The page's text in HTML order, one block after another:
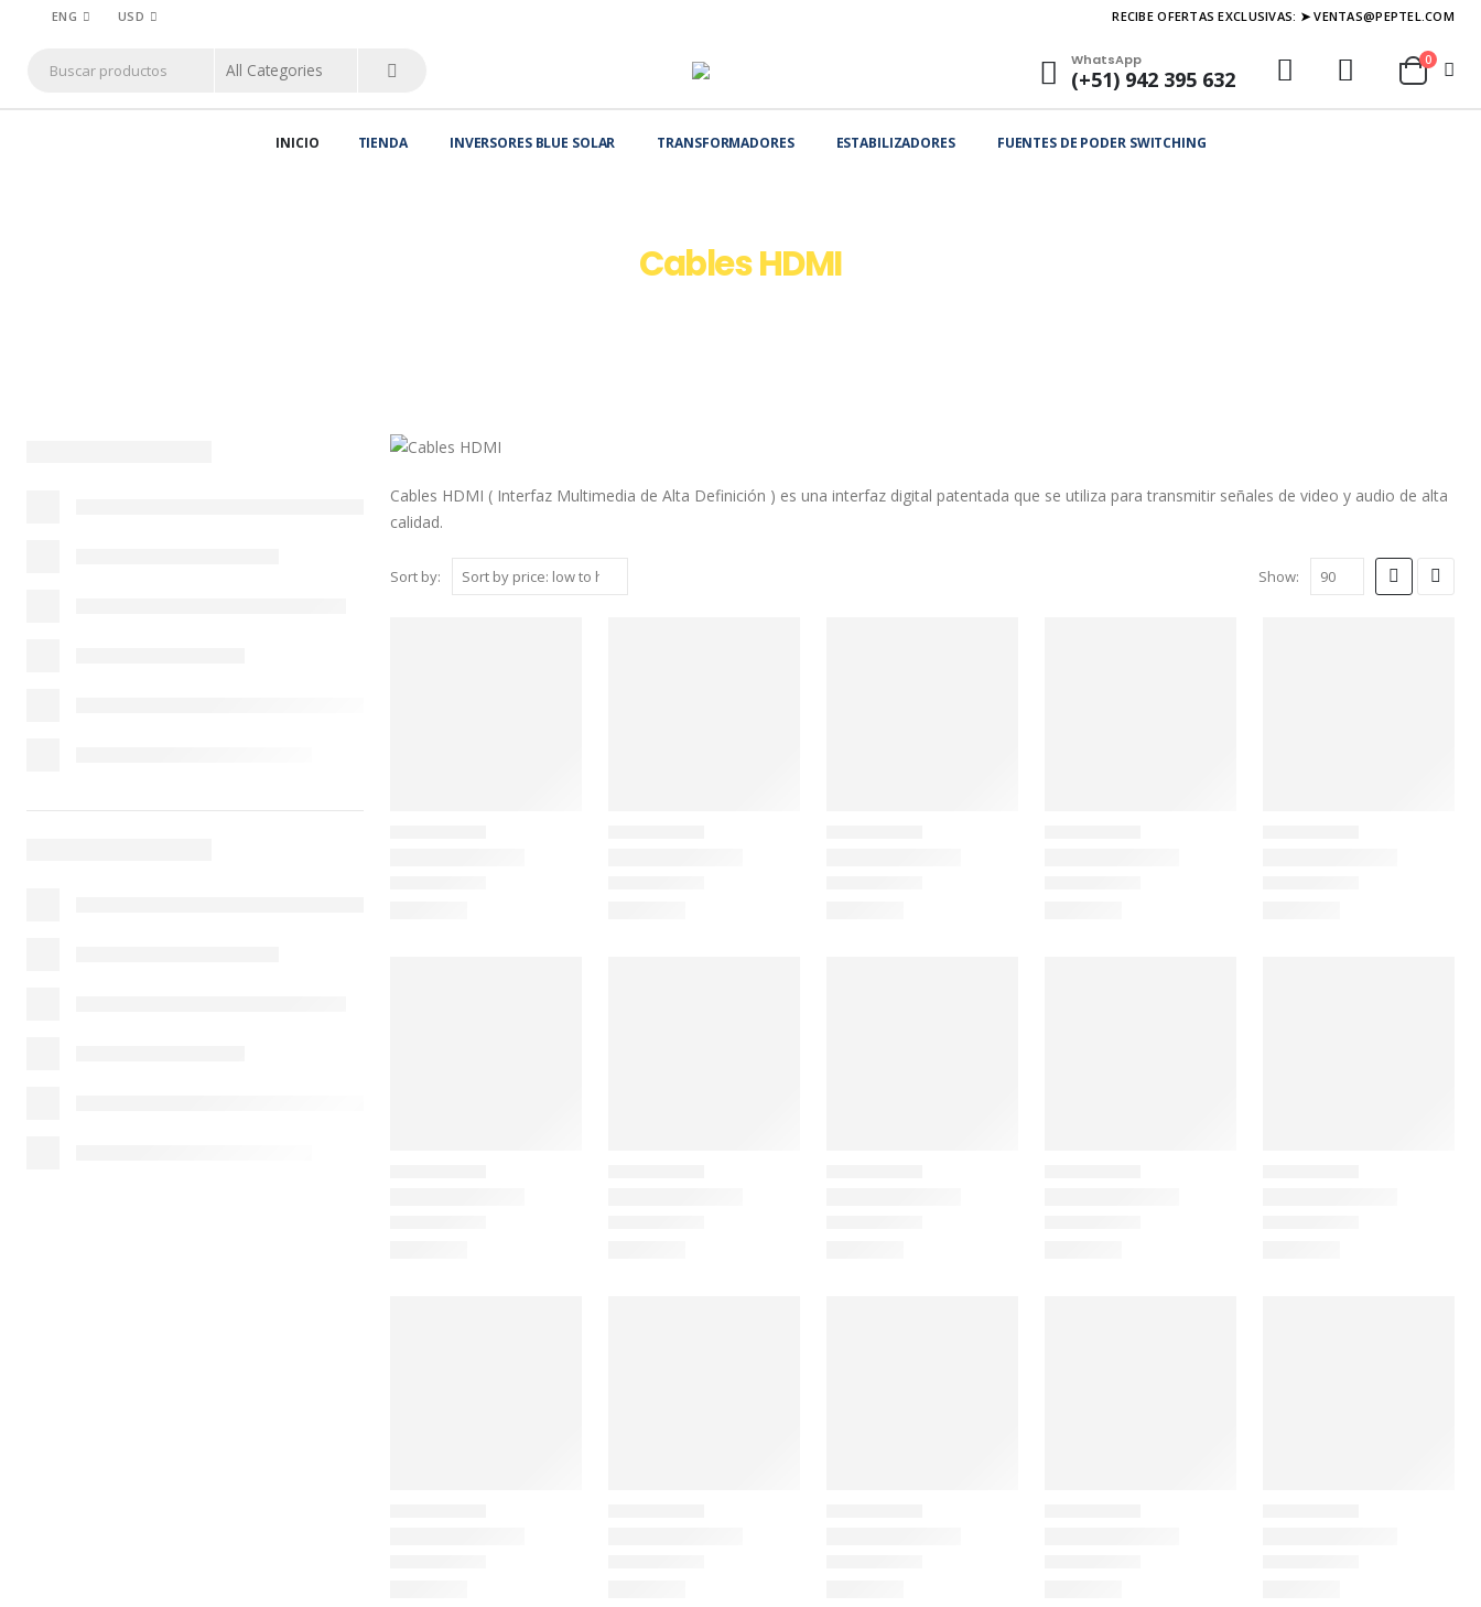
ENG USD RECIBE OFERTAS EXCLUSIVAS: ➤ VENTAS@PEPTEL.COM
WhatsApp
(+51) 942 395 632
0
INICIO TIENDA INVERSORES BLUE SOLAR TRANSFORMADORES ESTABILIZADORES FUENTES DE PODER SWITCHING
Cables HDMI
Cables HDMI ( Interfaz Multimedia de Alta Definición ) es una interfaz digital patentada que se utiliza para transmitir señales de video y audio de alta
calidad.
Sort by: Show: